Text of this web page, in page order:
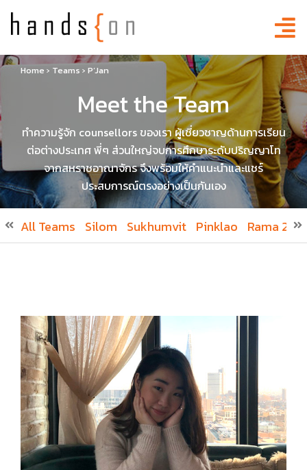
Home › Teams › P’Jan
Meet the Team
ทำความรู้จัก counsellors ของเรา ผู้เชี่ยวชาญด้านการเรียน
ต่อต่างประเทศ พี่ๆ ส่วนใหญ่จบการศึกษาระดับปริญญาโท
จากสหราชอาณาจักร จึงพร้อมให้คำแนะนำและแชร์
ประสบการณ์ตรงอย่างเป็นกันเอง
All Teams Silom Sukhumvit Pinklao Rama 2